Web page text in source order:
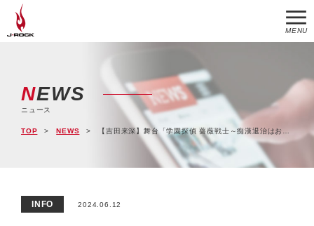
MENU
NEWS
ニュース
TOP NEWS 【吉田来深】舞台「学園探偵 薔薇戦士～痴漢退治はお任せあれ！～」出演！（6/13～6/16）
INFO 2024.06.12